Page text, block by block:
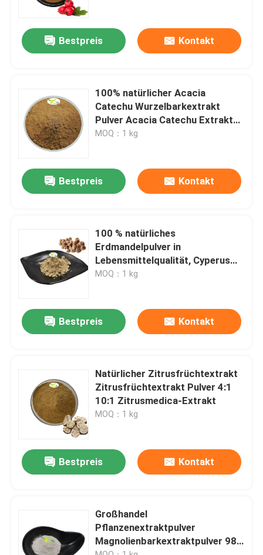
Produkte
Über uns
Werksbesichtigung
Kontakt mit uns
Bitte um ein Angebot
Pflanzenextraktpulver
Supernahrungsmittelpulver
Kosmetische Rohstoffe
Bestpreis Kontakt
100% natürlicher Acacia
Catechu Wurzelbarkextrakt
Pulver Acacia Catechu Extrakt
Kathechin 40%
MOQ：1 kg
Bestpreis Kontakt
100 % natürliches
Erdmandelpulver in
Lebensmittelqualität, Cyperus
Esculentus-Pulver, Chufa-Pulver
MOQ：1 kg
Bestpreis Kontakt
Natürlicher Zitrusfrüchtextrakt
Zitrusfrüchtextrakt Pulver 4:1
10:1 Zitrusmedica-Extrakt
MOQ：1 kg
Bestpreis Kontakt
Großhandel
Pflanzenextraktpulver
Magnolienbarkextraktpulver 98%